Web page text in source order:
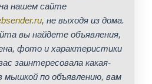
нашем сайте
, не выходя из дома.
вы найдете объявления,
фото и характеристики
заинтересовала какая-
мышкой по объявлению, вам